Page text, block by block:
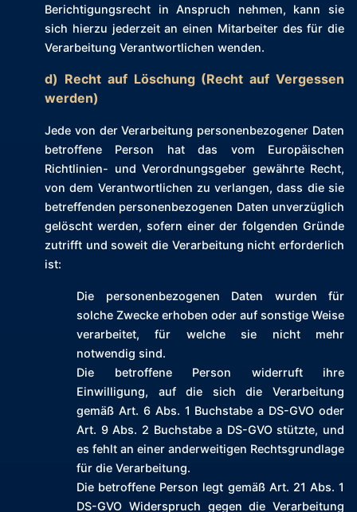
Berichtigungsrecht in Anspruch nehmen, kann sie
sich hierzu jederzeit an einen Mitarbeiter des für die
Verarbeitung Verantwortlichen wenden.
d) Recht auf Löschung (Recht auf Vergessen
werden)
Jede von der Verarbeitung personenbezogener Daten
betroffene Person hat das vom Europäischen
Richtlinien- und Verordnungsgeber gewährte Recht,
von dem Verantwortlichen zu verlangen, dass die sie
betreffenden personenbezogenen Daten unverzüglich
gelöscht werden, sofern einer der folgenden Gründe
zutrifft und soweit die Verarbeitung nicht erforderlich
ist:
Die personenbezogenen Daten wurden für
solche Zwecke erhoben oder auf sonstige Weise
verarbeitet, für welche sie nicht mehr
notwendig sind.
Die betroffene Person widerruft ihre
Einwilligung, auf die sich die Verarbeitung
gemäß Art. 6 Abs. 1 Buchstabe a DS-GVO oder
Art. 9 Abs. 2 Buchstabe a DS-GVO stützte, und
es fehlt an einer anderweitigen Rechtsgrundlage
für die Verarbeitung.
Die betroffene Person legt gemäß Art. 21 Abs. 1
DS-GVO Widerspruch gegen die Verarbeitung